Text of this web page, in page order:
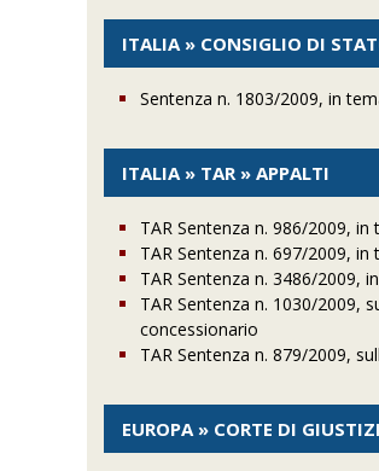
ITALIA » CONSIGLIO DI
Sentenza n. 1803/2009, in
ITALIA » TAR » APPALTI
TAR Sentenza n. 986/2009,
TAR Sentenza n. 697/2009,
TAR Sentenza n. 3486/2009,
TAR Sentenza n. 1030/2009,
concessionario
TAR Sentenza n. 879/2009,
EUROPA » CORTE DI